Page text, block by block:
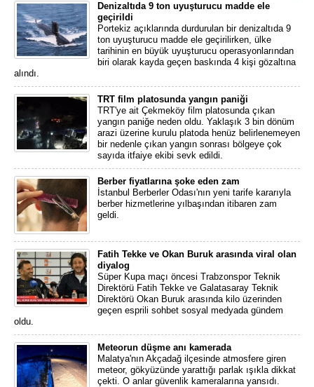
Denizaltıda 9 ton uyuşturucu madde ele
geçirildi
Portekiz açıklarında durdurulan bir denizaltıda 9
ton uyuşturucu madde ele geçirilirken, ülke
tarihinin en büyük uyuşturucu operasyonlarından
biri olarak kayda geçen baskında 4 kişi gözaltına
alındı.
TRT film platosunda yangın paniği
TRT'ye ait Çekmeköy film platosunda çıkan
yangın paniğe neden oldu. Yaklaşık 3 bin dönüm
arazi üzerine kurulu platoda henüz belirlenemeyen
bir nedenle çıkan yangın sonrası bölgeye çok
sayıda itfaiye ekibi sevk edildi.
Berber fiyatlarına şoke eden zam
İstanbul Berberler Odası'nın yeni tarife kararıyla
berber hizmetlerine yılbaşından itibaren zam
geldi.
Fatih Tekke ve Okan Buruk arasında viral olan
diyalog
Süper Kupa maçı öncesi Trabzonspor Teknik
Direktörü Fatih Tekke ve Galatasaray Teknik
Direktörü Okan Buruk arasında kilo üzerinden
geçen esprili sohbet sosyal medyada gündem
oldu.
Meteorun düşme anı kamerada
Malatya'nın Akçadağ ilçesinde atmosfere giren
meteor, gökyüzünde yarattığı parlak ışıkla dikkat
çekti. O anlar güvenlik kameralarına yansıdı.